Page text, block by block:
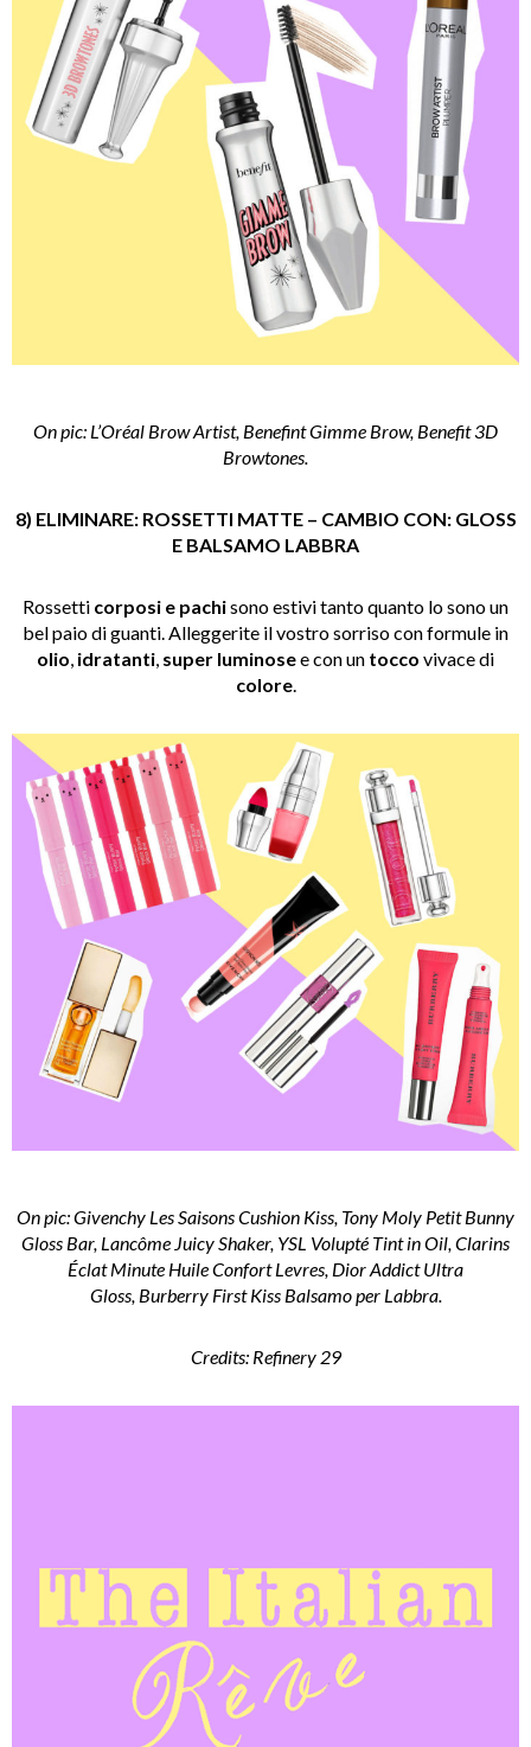
On pic: L’Oréal Brow Artist, Benefint Gimme Brow, Benefit 3D
Browtones.
8) ELIMINARE: ROSSETTI MATTE – CAMBIO CON: GLOSS
E BALSAMO LABBRA
Rossetti corposi e pachisono estivi tanto quanto lo sono un
bel paio di guanti. Alleggerite il vostro sorriso con formule in
olio, idratanti, super luminosee con un tocco vivace di
colore.
On pic: Givenchy Les Saisons Cushion Kiss, Tony Moly Petit Bunny
Gloss Bar, Lancôme Juicy Shaker, YSL Volupté Tint in Oil, Clarins
Éclat Minute Huile Confort Levres, Dior Addict Ultra
Gloss, Burberry First Kiss Balsamo per Labbra.
Credits: Refinery 29